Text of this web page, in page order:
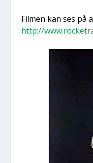
Fil­men kan ses på
http://